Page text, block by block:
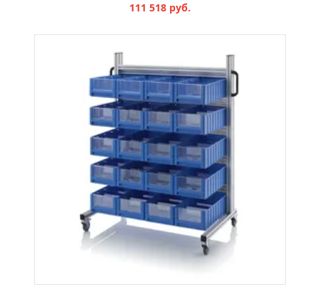
111 518 руб.